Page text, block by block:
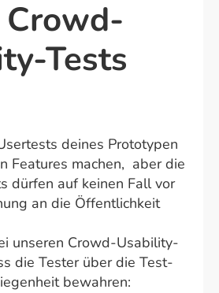
Tests
deines Prototypen
Features machen, aber die
dürfen auf keinen Fall vor
an die Öffentlichkeit
unseren Crowd-Usability-
die Tester über die Test-
bewahren: